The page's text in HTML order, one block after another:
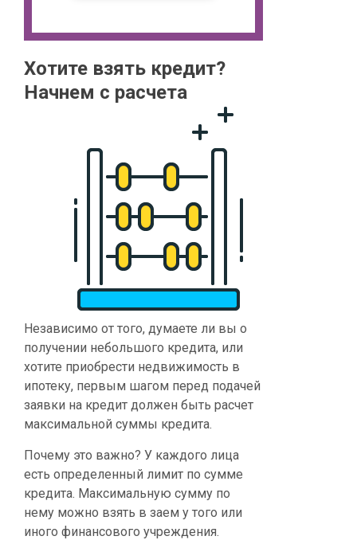
Хотите взять кредит?
Начнем с расчета
Независимо от того, думаете ли вы о
получении небольшого кредита, или
хотите приобрести недвижимость в
ипотеку, первым шагом перед подачей
заявки на кредит должен быть расчет
максимальной суммы кредита.
Почему это важно? У каждого лица
есть определенный лимит по сумме
кредита. Максимальную сумму по
нему можно взять в заем у того или
иного финансового учреждения.